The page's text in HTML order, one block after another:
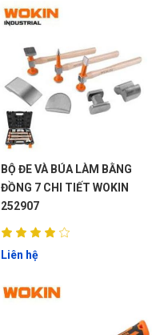
BỘ ĐE VÀ BÚA LÀM BẰNG
ĐỒNG 7 CHI TIẾT WOKIN
252907
Liên hệ